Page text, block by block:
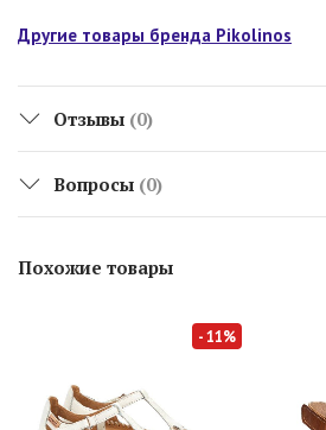
Другие товары бренда Pikolinos
Отзывы (0)
Вопросы (0)
Похожие товары
- 11%